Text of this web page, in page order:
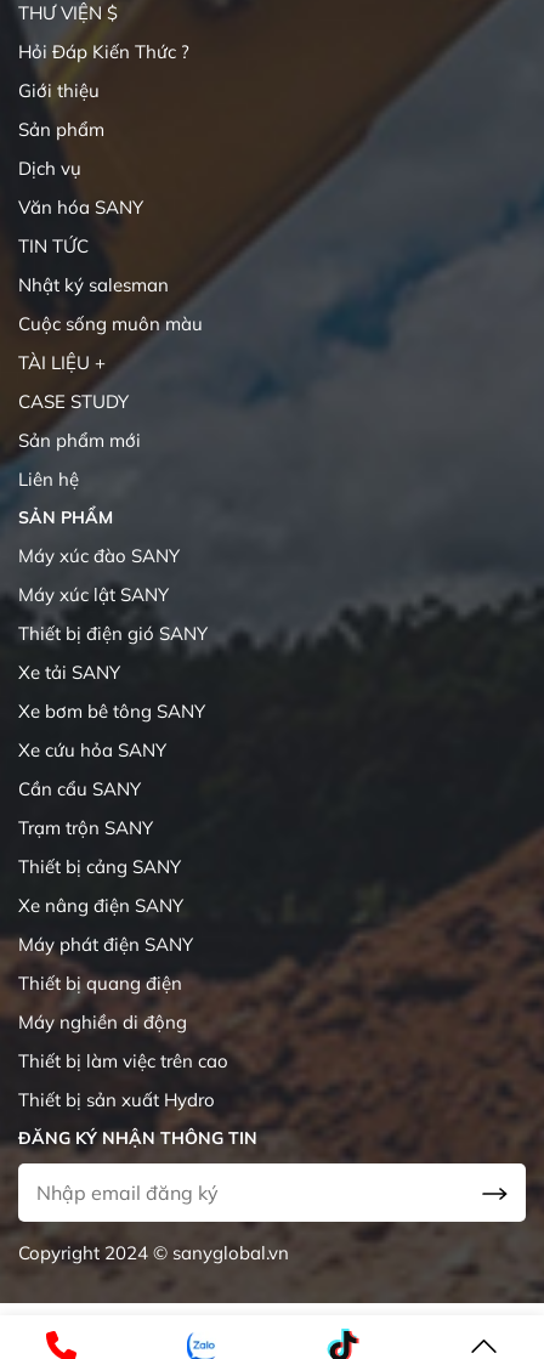
THƯ VIỆN $
Hỏi Đáp Kiến Thức ?
Giới thiệu
Sản phẩm
Dịch vụ
Văn hóa SANY
TIN TỨC
Nhật ký salesman
Cuộc sống muôn màu
TÀI LIỆU +
CASE STUDY
Sản phẩm mới
Liên hệ
SẢN PHẨM
Máy xúc đào SANY
Máy xúc lật SANY
Thiết bị điện gió SANY
Xe tải SANY
Xe bơm bê tông SANY
Xe cứu hỏa SANY
Cần cẩu SANY
Trạm trộn SANY
Thiết bị cảng SANY
Xe nâng điện SANY
Máy phát điện SANY
Thiết bị quang điện
Máy nghiền di động
Thiết bị làm việc trên cao
Thiết bị sản xuất Hydro
ĐĂNG KÝ NHẬN THÔNG TIN
Copyright 2024 © sanyglobal.vn